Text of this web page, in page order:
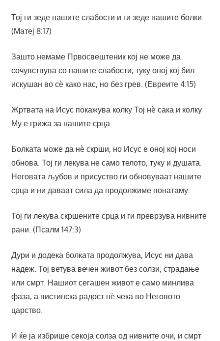
Тој ги зеде нашите слабости и ги зеде нашите болки.
(Матеј 8:17)
Зашто немаме Првосвештеник кој не може да
сочувствува со нашите слабости, туку оној кој бил
искушан во сè како нас, но без грев. (Евреите 4:15)
Жртвата на Исус покажува колку Тој нè сака и колку
Му е грижа за нашите срца.
Болката може да нè скрши, но Исус е оној кој носи
обнова. Тој ги лекува не само телото, туку и душата.
Неговата љубов и присуство ги обновуваат нашите
срца и ни даваат сила да продолжиме понатаму.
Тој ги лекува скршените срца и ги преврзува нивните
рани. (Псалм 147:3)
Дури и додека болката продолжува, Исус ни дава
надеж. Тој ветува вечен живот без солзи, страдање
или смрт. Нашиот сегашен живот е само минлива
фаза, а вистинска радост нè чека во Неговото
царство.
И ќе ја избрише секоја солза од нивните очи, и смрт